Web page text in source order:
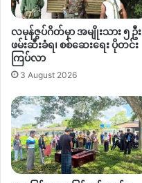
လမုန်ဇွပ်ဂိတ်မှာ အမျိုးသား ၅ ဦး
ဖမ်းဆီးခံရ၊ စစ်ဆေးရေး ပိုတင်း
ကြပ်လာ
3 August 2026